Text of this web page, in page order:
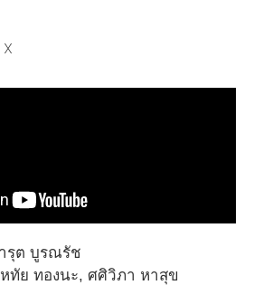
X
รุต บูรณรัช
หทัย ทองนะ, ศศิวิภา หาสุข